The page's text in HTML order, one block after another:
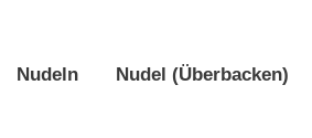
Nudeln Nudel (Überbacken)